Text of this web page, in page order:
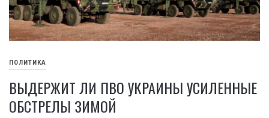
ПОЛИТИКА
ВЫДЕРЖИТ ЛИ ПВО УКРАИНЫ УСИЛЕННЫЕ
ОБСТРЕЛЫ ЗИМОЙ